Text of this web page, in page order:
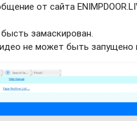
от сайта
замаскирован.
не может быть запущено